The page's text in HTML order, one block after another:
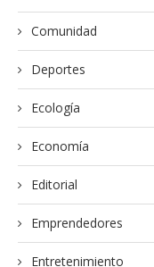
Comunidad
Deportes
Ecología
Economía
Editorial
Emprendedores
Entretenimiento